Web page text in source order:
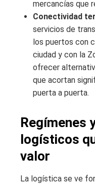
mercancías que
Conectividad
servicios de
los puertos con
ciudad y con la
ofrecer
que acortan
puerta a puerta.
Regímenes
logísticos
valor
La logística se ve